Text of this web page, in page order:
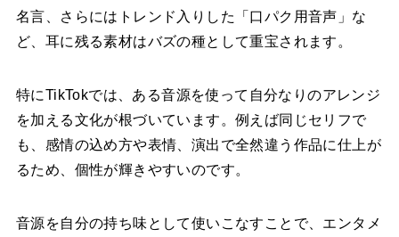
名言、さらにはトレンド入りした「口パク用音声」な
ど、耳に残る素材はバズの種として重宝されます。
特にTikTokでは、ある音源を使って自分なりのアレンジ
を加える文化が根づいています。例えば同じセリフで
も、感情の込め方や表情、演出で全然違う作品に仕上が
るため、個性が輝きやすいのです。
音源を自分の持ち味として使いこなすことで、エンタメ